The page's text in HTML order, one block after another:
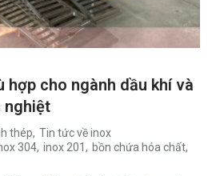
hợp cho ngành dầu khí và
nghiệt
thép, Tin tức về inox
304, inox 201 , bồn chứa hóa chất,